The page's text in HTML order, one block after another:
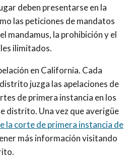
deben presentarse en la
las peticiones de mandatos
mandamus, la prohibición y el
ilimitados.
en California. Cada
juzga las apelaciones de
de primera instancia en los
distrito. Una vez que averigüe
la corte de primera instancia de
más información visitando